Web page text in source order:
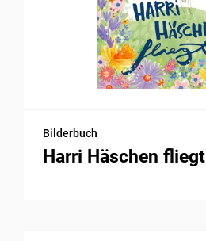
Bilderbuch
Harri Häschen fliegt